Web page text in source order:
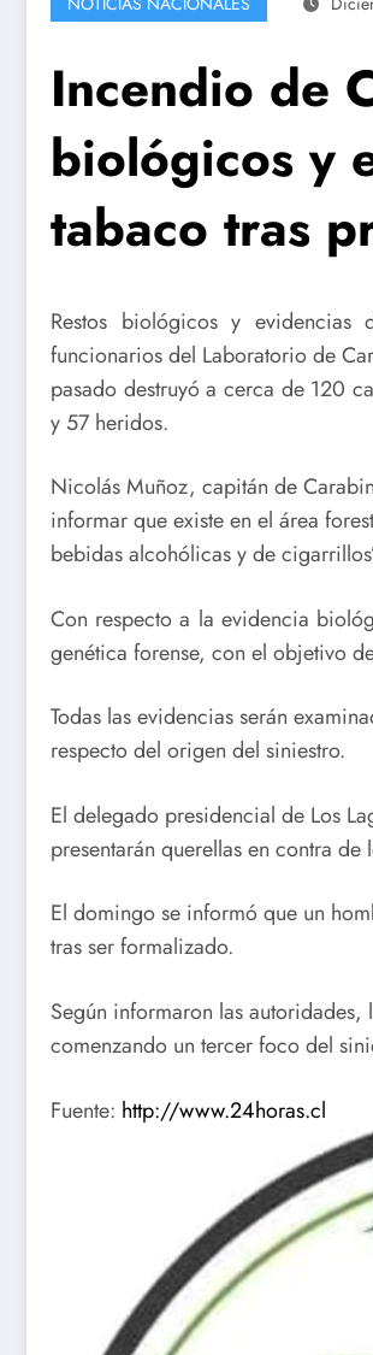
Incendio de
biológicos y
tabaco tras
Restos biológicos y
funcionarios del Laboratorio de
pasado destruyó a cerca de 120
y 57 heridos.
Nicolás Muñoz, capitán de
informar que existe en el área
bebidas alcohólicas y de
Con respecto a la evidencia
genética forense, con el objetivo
Todas las evidencias serán
respecto del origen del siniestro.
El delegado presidencial de Los
presentarán querellas en contra de
El domingo se informó que un
tras ser formalizado.
Según informaron las
comenzando un tercer foco del
Fuente: http://www.24horas.cl